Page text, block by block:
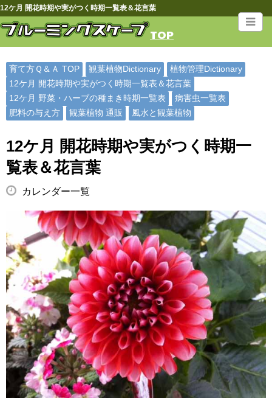
12ケ月 開花時期や実がつく時期一覧表＆花言葉
TOP
育て方Ｑ＆Ａ TOP 観葉植物Dictionary
植物管理Dictionary
12ケ月 開花時期や実がつく時期一覧表＆花言葉
12ケ月 野菜・ハーブの種まき時期一覧表
病害虫一覧表
肥料の与え方
観葉植物 通販 風水と観葉植物
12ケ月 開花時期や実がつく時期一
覧表＆花言葉
カレンダー一覧